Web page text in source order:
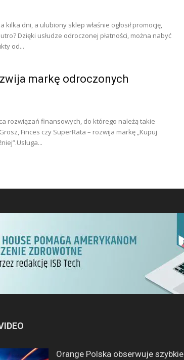
kilka dni, a ulubiony sklep właśnie ogłosił promocję,
Dzięki usłudze odroczonej płatności, można nabyć
od...
markę odroczonych
rozwiązań finansowych, do którego należą takie
Finces czy SuperRata – rozwija markę „Kupuj
Orange Polska obserwuje szybkie